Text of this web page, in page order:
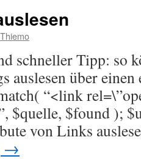
Thiemo
schneller Tipp: so
auslesen über
“<link
$quelle, $found );
von Links
→